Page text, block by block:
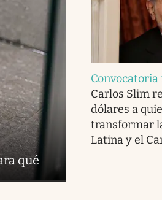
qué
Carlos Slim
dólares a
transformar
Latina y el